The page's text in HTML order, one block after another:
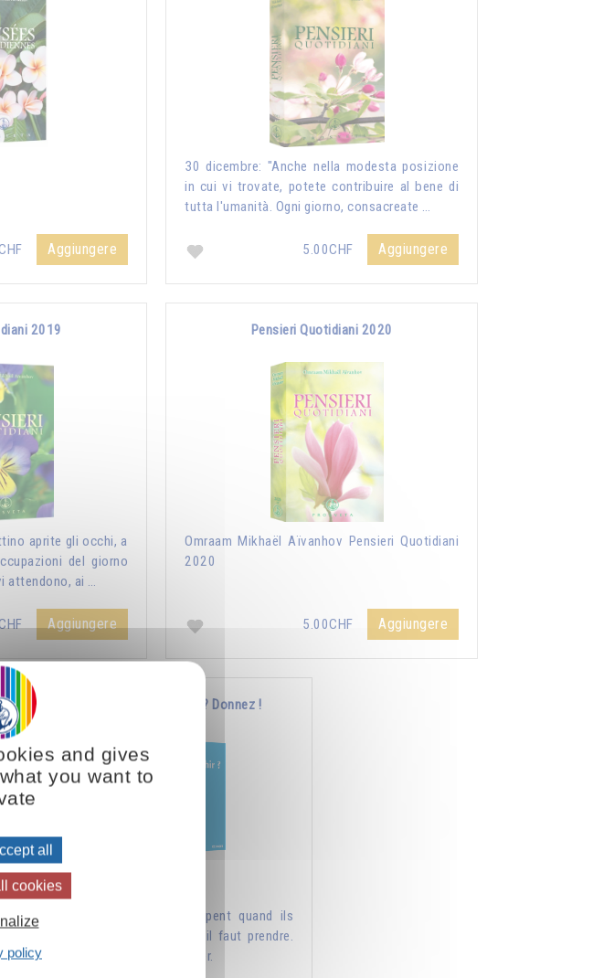
Aggiungere
30 dicembre: "Anche nella modesta posizione
in cui vi trovate, potete contribuire al bene di
tutta l'umanità. Ogni giorno, consacreate …
5.00CHF Aggiungere
2019
aprite gli occhi, a
del giorno
attendono, ai …
Aggiungere
Pensieri Quotidiani 2020
Omraam Mikhaël Aïvanhov Pensieri Quotidiani
2020
5.00CHF Aggiungere
Vous voulez vous enrichir ? Donnez !
Combien les humains se trompent quand ils
s’imaginent que pour s’enrichir il faut prendre.
Non, pour s’enrichir, il faut donner.
and gives
you want to
all
cookies
policy